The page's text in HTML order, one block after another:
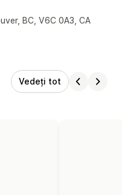
BC, V6C 0A3, CA
Vedeți tot